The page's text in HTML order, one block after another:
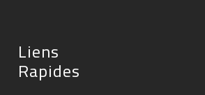
Liens
Rapides